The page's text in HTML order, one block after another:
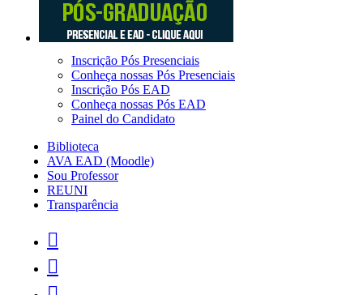
Inscrição Pós Presenciais
Conheça nossas Pós Presenciais
Inscrição Pós EAD
Conheça nossas Pós EAD
Painel do Candidato
Biblioteca
AVA EAD (Moodle)
Sou Professor
REUNI
Transparência

